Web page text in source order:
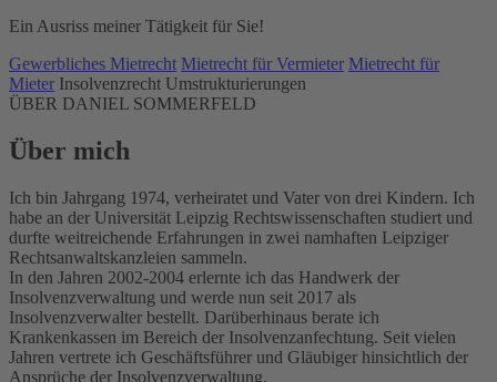
Ein Ausriss meiner Tätigkeit für Sie!
Gewerbliches Mietrecht Mietrecht für Vermieter Mietrecht für
Mieter Insolvenzrecht Umstrukturierungen
ÜBER DANIEL SOMMERFELD
Über mich
Ich bin Jahrgang 1974, verheiratet und Vater von drei Kindern. Ich
habe an der Universität Leipzig Rechtswissenschaften studiert und
durfte weitreichende Erfahrungen in zwei namhaften Leipziger
Rechtsanwaltskanzleien sammeln.
In den Jahren 2002-2004 erlernte ich das Handwerk der
Insolvenzverwaltung und werde nun seit 2017 als
Insolvenzverwalter bestellt. Darüberhinaus berate ich
Krankenkassen im Bereich der Insolvenzanfechtung. Seit vielen
Jahren vertrete ich Geschäftsführer und Gläubiger hinsichtlich der
Ansprüche der Insolvenzverwaltung.